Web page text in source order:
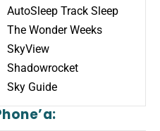
AutoSleep Track Sleep
The Wonder Weeks
SkyView
Shadowrocket
Sky Guide